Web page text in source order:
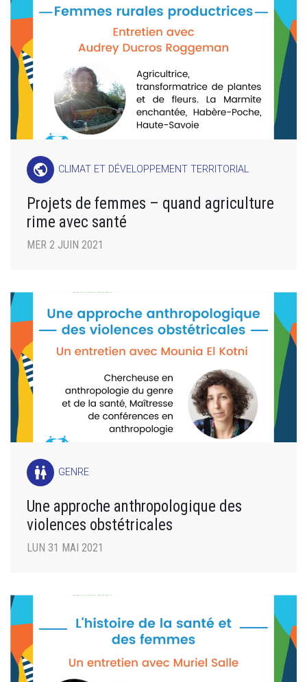
public CLIMAT ET DÉVELOPPEMENT TERRITORIAL
Projets de femmes – quand agriculture
rime avec santé
MER 2 JUIN 2021
wc GENRE
Une approche anthropologique des
violences obstétricales
LUN 31 MAI 2021